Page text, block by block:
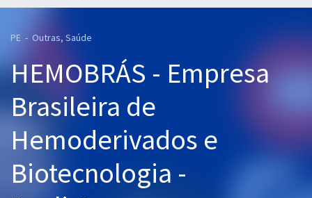
Cursos 20% OFF
Pós
Graduação
OAB
Mentorias
PE - Outras, Saúde
HEMOBRÁS - Empresa
Brasileira de
Hemoderivados e
Biotecnologia -